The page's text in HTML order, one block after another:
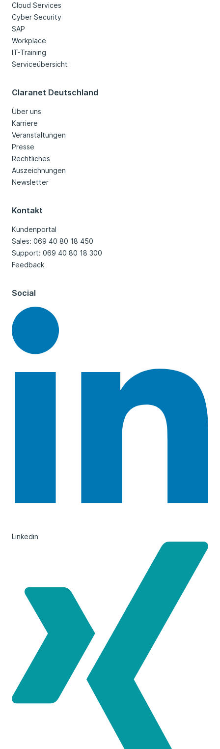
Cloud Services
Cyber Security
SAP
Workplace
IT-Training
Serviceübersicht
Claranet Deutschland
Über uns
Karriere
Veranstaltungen
Presse
Rechtliches
Auszeichnungen
Newsletter
Kontakt
Kundenportal
Sales: 069 40 80 18 450
Support: 069 40 80 18 300
Feedback
Social
Linkedin